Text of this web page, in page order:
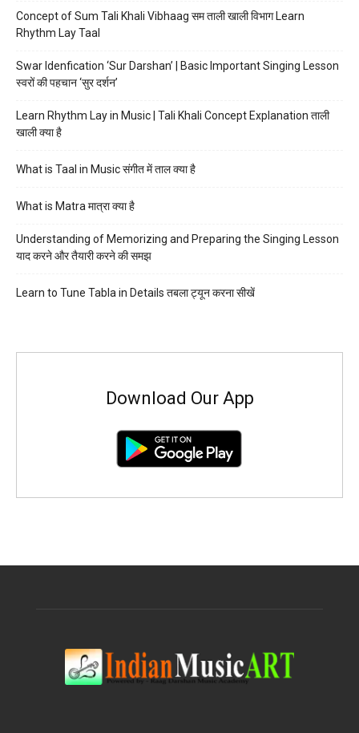
Concept of Sum Tali Khali Vibhaag सम ताली खाली विभाग Learn
Rhythm Lay Taal
Swar Idenfication ‘Sur Darshan’ | Basic Important Singing Lesson
स्वरों की पहचान ‘सुर दर्शन’
Learn Rhythm Lay in Music | Tali Khali Concept Explanation ताली
खाली क्या है
What is Taal in Music संगीत में ताल क्या है
What is Matra मात्रा क्या है
Understanding of Memorizing and Preparing the Singing Lesson
याद करने और तैयारी करने की समझ
Learn to Tune Tabla in Details तबला ट्यून करना सीखें
Download Our App